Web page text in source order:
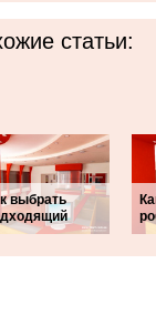
статьи:
выбрать